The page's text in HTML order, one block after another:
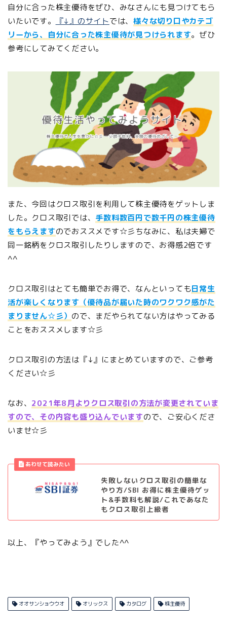
自分に合った株主優待をぜひ、みなさんにも見つけてもら
いたいです。
『↓』のサイトでは、様々な切り口やカテゴ
リーから、自分に合った株主優待が見つけられます。ぜひ
参考にしてみてください。
また、今回はクロス取引を利用して株主優待をゲットしま
した。クロス取引では、 手数料数百円で数千円の株主優待
をもらえますのでおススメです☆彡ちなみに、私は夫婦で
同一銘柄をクロス取引したりしますので、お得感2倍です
^^
クロス取引はとても簡単でお得で、なんといっても日常生
活が楽しくなります（優待品が届いた時のワクワク感がた
まりません☆彡） ので、まだやられてない方はやってみる
ことをおススメします☆彡
クロス取引の方法は『↓』にまとめていますので、ご参考
ください☆彡
なお、 2021年8月よりクロス取引の方法が変更されていま
すので、その内容も盛り込んでいますので、ご安心くださ
いませ☆彡
失敗しないクロス取引の簡単な
やり方/SBI お得に株主優待ゲッ
ト&手数料も解説/これであなた
もクロス取引上級者
以上、『やってみよう』でした^^
オオサンショウウオ オリックス カタログ 株主優待